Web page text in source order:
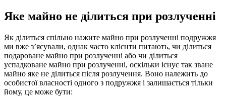
Яке майно не ділиться при розлученні
Як ділиться спільно нажите майно при розлученні подружжя
ми вже з’ясували, однак часто клієнти питають, чи ділиться
подароване майно при розлученні або чи ділиться
успадковане майно при розлученні, оскільки існує так зване
майно яке не ділиться після розлучення. Воно належить до
особистої власності одного з подружжя і залишається тільки
йому, це може бути: